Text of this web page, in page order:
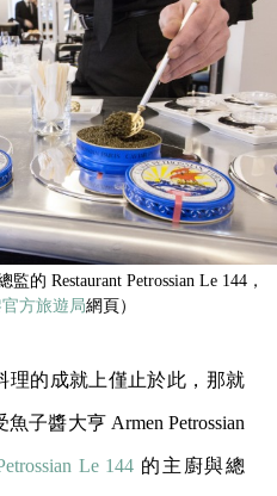
的 Restaurant Petrossian Le 144，
官方旅遊局網頁）
理的成就上僅止於此，那就
子醬大亨 Armen Petrossian
Le 144 的主廚與總